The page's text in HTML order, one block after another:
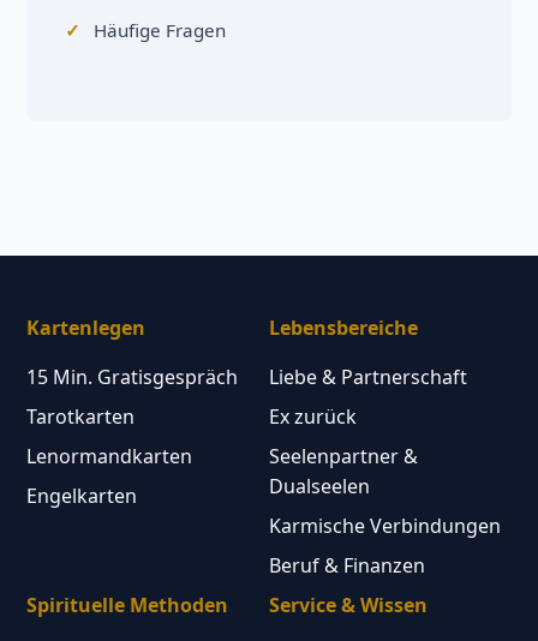
Häufige Fragen
Kartenlegen
15 Min. Gratisgespräch
Tarotkarten
Lenormandkarten
Engelkarten
Lebensbereiche
Liebe & Partnerschaft
Ex zurück
Seelenpartner &
Dualseelen
Karmische Verbindungen
Beruf & Finanzen
Spirituelle Methoden
Service & Wissen